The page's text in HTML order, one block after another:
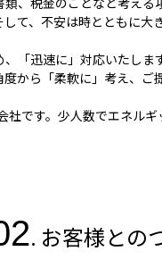
て、不安は時とともに大
「迅速に」対応いたします
から「柔軟に」考え、ご
です。少人数でエネル
. お客様との